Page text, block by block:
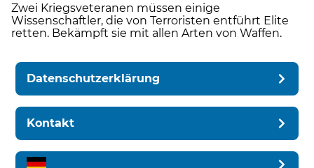
Zwei Kriegsveteranen müssen einige
Wissenschaftler, die von Terroristen entführt Elite
retten. Bekämpft sie mit allen Arten von Waffen.
Datenschutzerklärung
Kontakt